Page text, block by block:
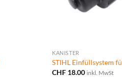
KANISTER
STIHL Einfüllsystem
CHF 18.00 inkl. MwSt